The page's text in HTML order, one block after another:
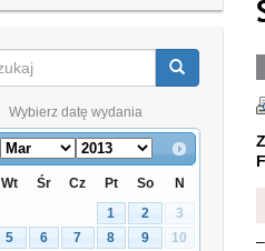
Wybierz datę wydania
Wt Śr Cz Pt So
N
1
2
3
5 6 7 8 9
10